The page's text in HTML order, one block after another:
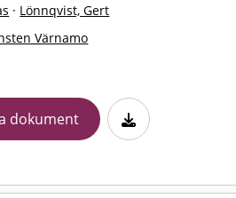
· Lönnqvist, Gert
Värnamo
dokument